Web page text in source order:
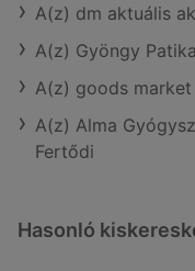
A(z) dm aktuális
A(z) Gyöngy
A(z) goods
A(z) Alma
Fertődi
Hasonló